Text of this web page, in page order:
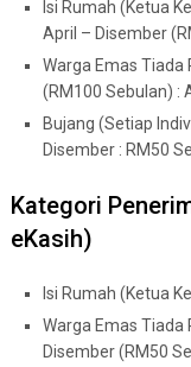
Isi Rumah (Ketua
April – Disember
Warga Emas Tiada
(RM100 Sebulan) :
Bujang (Setiap
Disember : RM50
Kategori
eKasih)
Isi Rumah (Ketua
Warga Emas Tiada
Disember (RM50